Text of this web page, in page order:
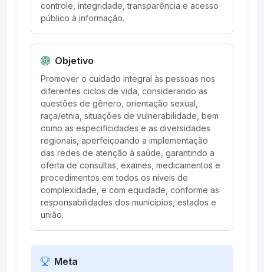
controle, integridade, transparência e acesso
público à informação.
Objetivo
Promover o cuidado integral às pessoas nos
diferentes ciclos de vida, considerando as
questões de gênero, orientação sexual,
raça/etnia, situações de vulnerabilidade, bem
como as especificidades e as diversidades
regionais, aperfeiçoando a implementação
das redes de atenção à saúde, garantindo a
oferta de consultas, exames, medicamentos e
procedimentos em todos os níveis de
complexidade, e com equidade, conforme as
responsabilidades dos municípios, estados e
união.
Meta